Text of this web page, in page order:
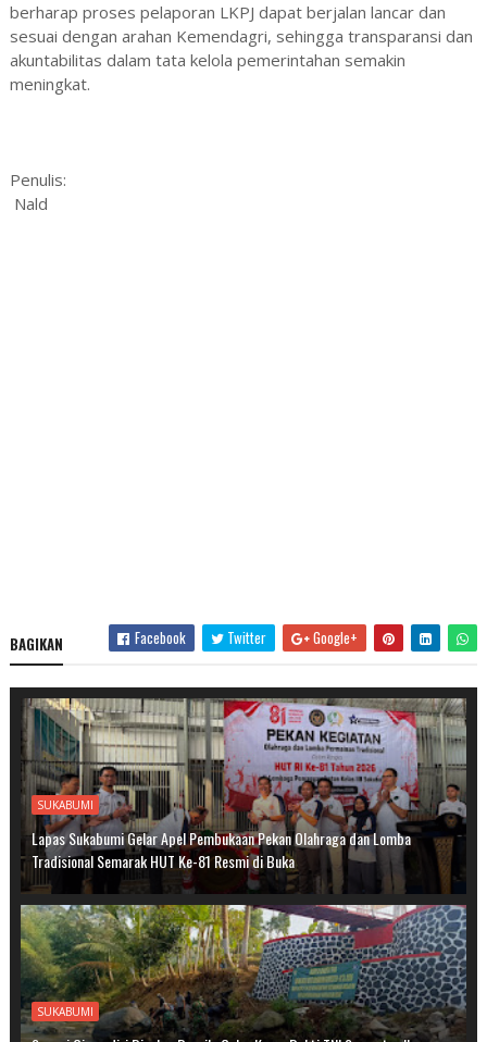
berharap proses pelaporan LKPJ dapat berjalan lancar dan
sesuai dengan arahan Kemendagri, sehingga transparansi dan
akuntabilitas dalam tata kelola pemerintahan semakin
meningkat.
Penulis:
Nald
BAGIKAN Facebook Twitter Google+
SUKABUMI
Lapas Sukabumi Gelar Apel Pembukaan Pekan Olahraga dan Lomba
Tradisional Semarak HUT Ke-81 Resmi di Buka
SUKABUMI